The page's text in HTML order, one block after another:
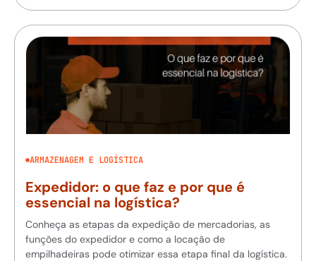
ARMAZENAGEM E LOGÍSTICA
Expedidor: o que faz e por que é
essencial na logística?
Conheça as etapas da expedição de mercadorias, as
funções do expedidor e como a locação de
empilhadeiras pode otimizar essa etapa final da logística.